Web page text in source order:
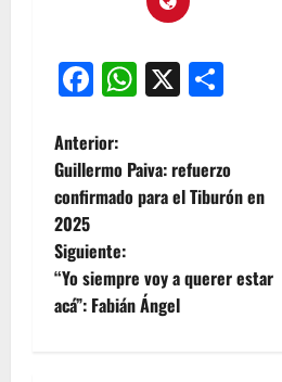
Facebook
WhatsApp
X
Anterior:
Guillermo Paiva: refuerzo
confirmado para el Tiburón en
2025
Siguiente:
“Yo siempre voy a querer estar
acá”: Fabián Ángel